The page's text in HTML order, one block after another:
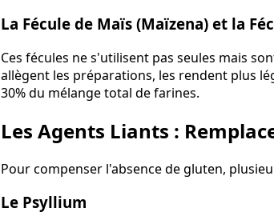
La Fécule de Maïs (Maïzena) et la
Ces fécules ne s'utilisent pas seules mais
allègent les préparations, les rendent plus
30% du mélange total de farines.
Les Agents Liants :
Pour compenser l'absence de gluten,
Le Psyllium